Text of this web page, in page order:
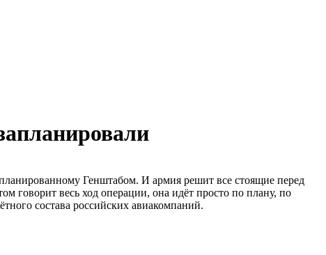
Генштабом. И армия решит все стоящие перед
говорит весь ход операции, она идёт просто по плану, по
состава российских авиакомпаний.